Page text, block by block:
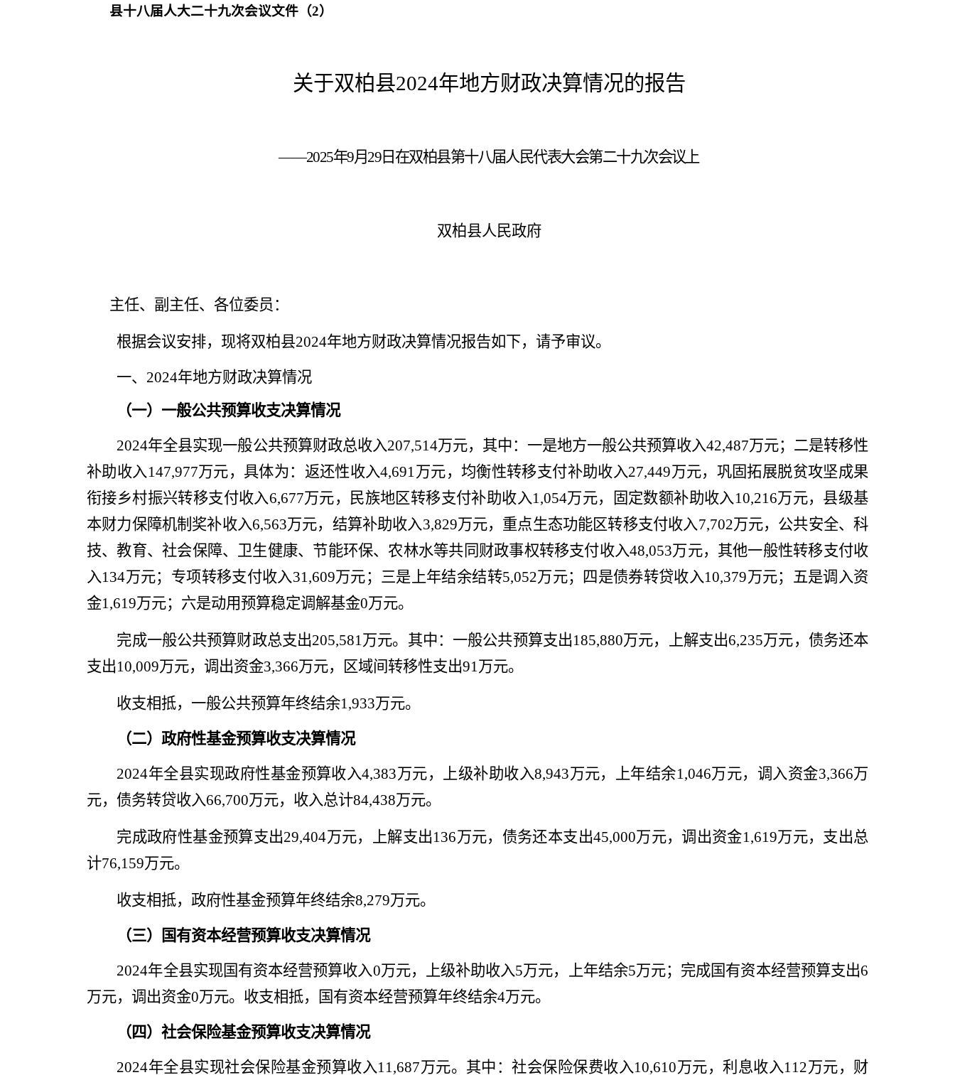
县十八届人大二十九次会议文件（2）
关于双柏县2024年地方财政决算情况的报告
——2025年9月29日在双柏县第十八届人民代表大会第二十九次会议上
双柏县人民政府
主任、副主任、各位委员 ：
根据会议安排， 现将双柏县2024年地方财政决算情况报告如下，请予审议。
一、 2024年地方财政决算情况
（一）一般公共预算收支决算情况
2024年全县实现一般公共预算财政总收入207,514万元，其中：一是地方一般公共预算收入42,487万元；二是转移性
补助收入147,977万元，具体为：返还性收入4,691万元， 均衡性转移支付补助收入27,449万元， 巩固拓展脱贫攻坚成果
衔接乡村振兴转移支付收入6,677万元， 民族地区转移支付补助收入1,054万元， 固定数额补助收入10,216万元， 县级基
本财力保障机制奖补收入6,563万元， 结算补助收入3,829万元， 重点生态功能区转移支付收入7,702万元， 公共安全、科
技、教育、社会保障、卫生健康、节能环保、农林水等共同财政事权转移支付收入48,053万元， 其他一般性转移支付收
入134万元； 专项转移支付收入31,609万元；三是上年结余结转5,052万元；四是债券转贷收入10,379万元；五是调入资
金1,619万元；六是动用预算稳定调解基金0万元。
完成一般公共预算财政总支出205,581万元。其中：一般公共预算支出185,880万元，上解支出6,235万元，债务还本
支出10,009万元，调出资金3,366万元，区域间转移性支出91万元。
收支相抵，一般公共预算年终结余1,933万元。
（二）政府性基金预算收支决算情况
2024年全县实现政府性基金预算收入4,383万元，上级补助收入8,943万元，上年结余1,046万元，调入资金3,366万
元， 债务转贷收入66,700万元， 收入总计84,438万元。
完成政府性基金预算支出29,404万元，上解支出136万元，债务还本支出45,000万元，调出资金1,619万元，支出总
计76,159万元。
收支相抵，政府性基金预算年终结余8,279万元。
（三）国有资本经营预算收支决算情况
2024年全县实现国有资本经营预算收入0万元，上级补助收入5万元，上年结余5万元；完成国有资本经营预算支出6
万元，调出资金0万元。收支相抵， 国有资本经营预算年终结余4万元。
（四）社会保险基金预算收支决算情况
2024年全县实现社会保险基金预算收入11,687万元。其中：社会保险保费收入10,610万元，利息收入112万元，财